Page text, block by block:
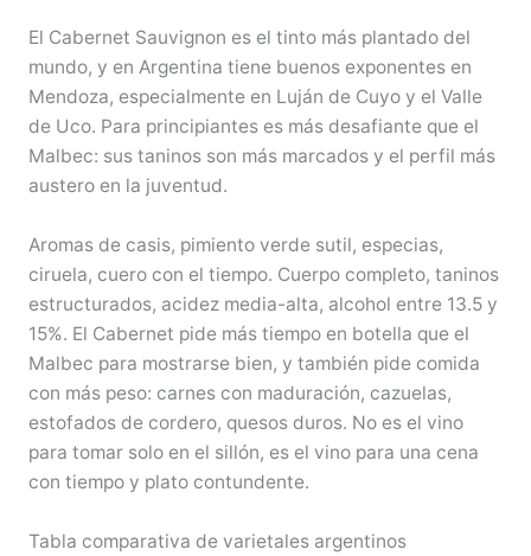
El Cabernet Sauvignon es el tinto más plantado del
mundo, y en Argentina tiene buenos exponentes en
Mendoza, especialmente en Luján de Cuyo y el Valle
de Uco. Para principiantes es más desafiante que el
Malbec: sus taninos son más marcados y el perfil más
austero en la juventud.
Aromas de casis, pimiento verde sutil, especias,
ciruela, cuero con el tiempo. Cuerpo completo, taninos
estructurados, acidez media-alta, alcohol entre 13.5 y
15%. El Cabernet pide más tiempo en botella que el
Malbec para mostrarse bien, y también pide comida
con más peso: carnes con maduración, cazuelas,
estofados de cordero, quesos duros. No es el vino
para tomar solo en el sillón, es el vino para una cena
con tiempo y plato contundente.
Tabla comparativa de varietales argentinos